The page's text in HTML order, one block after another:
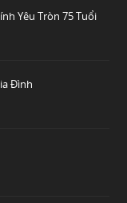
Yêu Tròn 75 Tuổi
Đình